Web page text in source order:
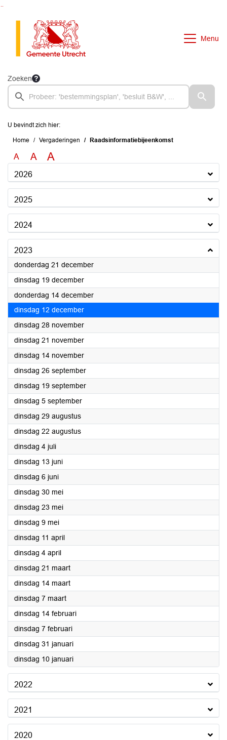
Menu
Zoeken
U bevindt zich hier:
Home Vergaderingen Raadsinformatiebijeenkomst
A A A
2026
2025
2024
2023
donderdag 21 december2023
dinsdag 19 december2023
donderdag 14 december2023
dinsdag 12 december2023
dinsdag 28 november2023
dinsdag 21 november2023
dinsdag 14 november2023
dinsdag 26 september2023
dinsdag 19 september2023
dinsdag 5 september2023
dinsdag 29 augustus2023
dinsdag 22 augustus2023
dinsdag 4 juli2023
dinsdag 13 juni2023
dinsdag 6 juni2023
dinsdag 30 mei2023
dinsdag 23 mei2023
dinsdag 9 mei2023
dinsdag 11 april2023
dinsdag 4 april2023
dinsdag 21 maart2023
dinsdag 14 maart2023
dinsdag 7 maart2023
dinsdag 14 februari2023
dinsdag 7 februari2023
dinsdag 31 januari2023
dinsdag 10 januari2023
2022
2021
2020